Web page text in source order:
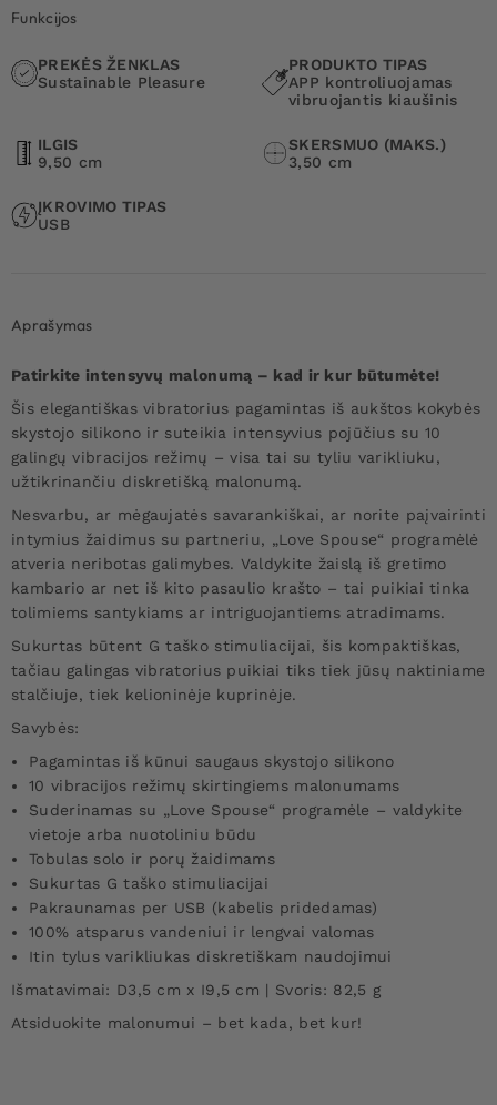
Funkcijos
PREKĖS ŽENKLAS
Sustainable Pleasure
PRODUKTO TIPAS
APP kontroliuojamas
vibruojantis kiaušinis
ILGIS
9,50 cm
SKERSMUO (MAKS.)
3,50 cm
ĮKROVIMO TIPAS
USB
Aprašymas
Patirkite intensyvų malonumą – kad ir kur būtumėte!
Šis elegantiškas vibratorius pagamintas iš aukštos kokybės
skystojo silikono ir suteikia intensyvius pojūčius su 10
galingų vibracijos režimų – visa tai su tyliu varikliuku,
užtikrinančiu diskretišką malonumą.
Nesvarbu, ar mėgaujatės savarankiškai, ar norite paįvairinti
intymius žaidimus su partneriu, „Love Spouse“ programėlė
atveria neribotas galimybes. Valdykite žaislą iš gretimo
kambario ar net iš kito pasaulio krašto – tai puikiai tinka
tolimiems santykiams ar intriguojantiems atradimams.
Sukurtas būtent G taško stimuliacijai, šis kompaktiškas,
tačiau galingas vibratorius puikiai tiks tiek jūsų naktiniame
stalčiuje, tiek kelioninėje kuprinėje.
Savybės:
Pagamintas iš kūnui saugaus skystojo silikono
10 vibracijos režimų skirtingiems malonumams
Suderinamas su „Love Spouse“ programėle – valdykite
vietoje arba nuotoliniu būdu
Tobulas solo ir porų žaidimams
Sukurtas G taško stimuliacijai
Pakraunamas per USB (kabelis pridedamas)
100% atsparus vandeniui ir lengvai valomas
Itin tylus varikliukas diskretiškam naudojimui
Išmatavimai: D3,5 cm x I9,5 cm | Svoris: 82,5 g
Atsiduokite malonumui – bet kada, bet kur!